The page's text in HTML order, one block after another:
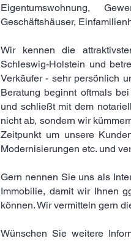
Eigentumswohnung,
Geschäftshäuser,
Wir kennen die
Schleswig-Holstein und
Verkäufer - sehr persönlich
Beratung beginnt oftmals
und schließt mit dem
nicht ab, sondern wir
Zeitpunkt um unsere
Modernisierungen etc. und
Gern nennen Sie uns als
Immobilie, damit wir Ihnen
können. Wir vermitteln gern
Wünschen Sie weitere